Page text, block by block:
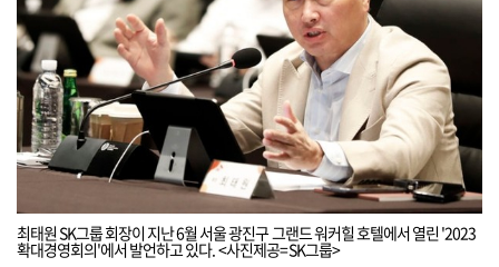
최태원 SK그룹 회장이 지난 6월 서울 광진구 그랜드 워커힐 호텔에서 열린 '2023
확대경영회의'에서 발언하고 있다. <사진제공=SK그룹>